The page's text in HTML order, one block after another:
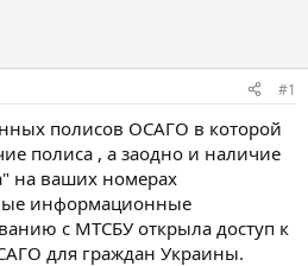
#1
полисов ОСАГО в которой
полиса , а заодно и наличие
на ваших номерах
информационные
с МТСБУ открыла доступ к
для граждан Украины.